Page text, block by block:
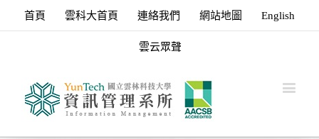
首頁 雲科大首頁 連絡我們 網站地圖 English
雲云眾聲